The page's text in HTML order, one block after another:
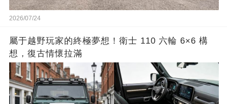
2026/07/24
屬于越野玩家的終極夢想！衛士 110 六輪 6×6 構
想，復古情懷拉滿